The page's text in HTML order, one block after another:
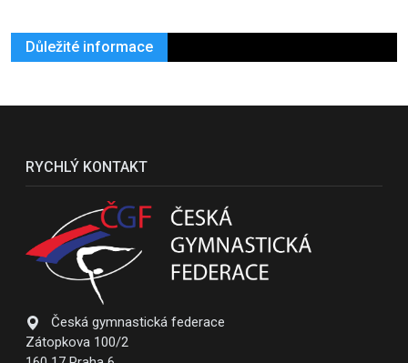
Důležité informace
RYCHLÝ KONTAKT
Česká gymnastická federace
Zátopkova 100/2